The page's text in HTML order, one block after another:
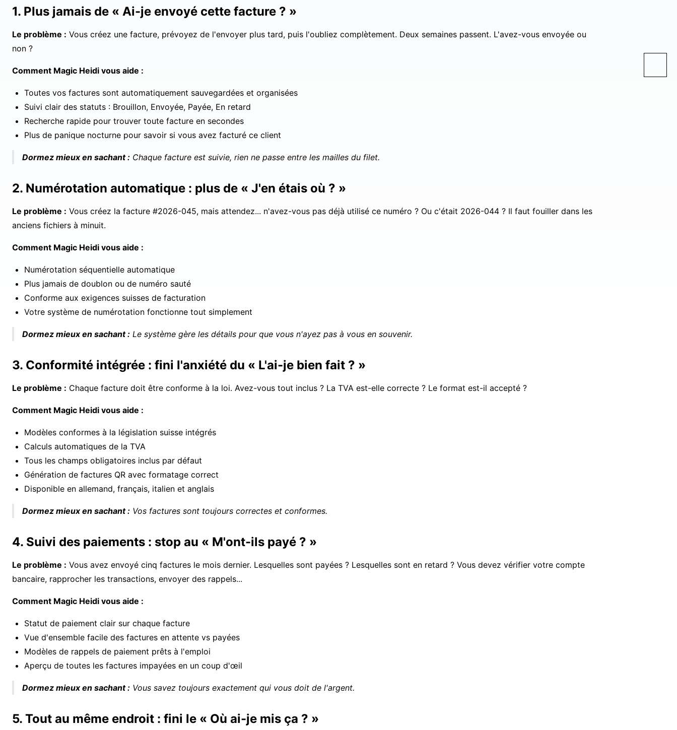
1. Plus jamais de « Ai-je envoyé cette facture ? »
Le problème : Vous créez une facture, prévoyez de l'envoyer plus tard, puis l'oubliez complètement. Deux semaines passent. L'avez-vous envoyée ou
non ?
Comment Magic Heidi vous aide :
Toutes vos factures sont automatiquement sauvegardées et organisées
Suivi clair des statuts : Brouillon, Envoyée, Payée, En retard
Recherche rapide pour trouver toute facture en secondes
Plus de panique nocturne pour savoir si vous avez facturé ce client
Dormez mieux en sachant : Chaque facture est suivie, rien ne passe entre les mailles du filet.
2. Numérotation automatique : plus de « J'en étais où ? »
Le problème : Vous créez la facture #2026-045, mais attendez... n'avez-vous pas déjà utilisé ce numéro ? Ou c'était 2026-044 ? Il faut fouiller dans les
anciens fichiers à minuit.
Comment Magic Heidi vous aide :
Numérotation séquentielle automatique
Plus jamais de doublon ou de numéro sauté
Conforme aux exigences suisses de facturation
Votre système de numérotation fonctionne tout simplement
Dormez mieux en sachant : Le système gère les détails pour que vous n'ayez pas à vous en souvenir.
3. Conformité intégrée : fini l'anxiété du « L'ai-je bien fait ? »
Le problème : Chaque facture doit être conforme à la loi. Avez-vous tout inclus ? La TVA est-elle correcte ? Le format est-il accepté ?
Comment Magic Heidi vous aide :
Modèles conformes à la législation suisse intégrés
Calculs automatiques de la TVA
Tous les champs obligatoires inclus par défaut
Génération de factures QR avec formatage correct
Disponible en allemand, français, italien et anglais
Dormez mieux en sachant : Vos factures sont toujours correctes et conformes.
4. Suivi des paiements : stop au « M'ont-ils payé ? »
Le problème : Vous avez envoyé cinq factures le mois dernier. Lesquelles sont payées ? Lesquelles sont en retard ? Vous devez vérifier votre compte
bancaire, rapprocher les transactions, envoyer des rappels...
Comment Magic Heidi vous aide :
Statut de paiement clair sur chaque facture
Vue d'ensemble facile des factures en attente vs payées
Modèles de rappels de paiement prêts à l'emploi
Aperçu de toutes les factures impayées en un coup d'œil
Dormez mieux en sachant : Vous savez toujours exactement qui vous doit de l'argent.
5. Tout au même endroit : fini le « Où ai-je mis ça ? »